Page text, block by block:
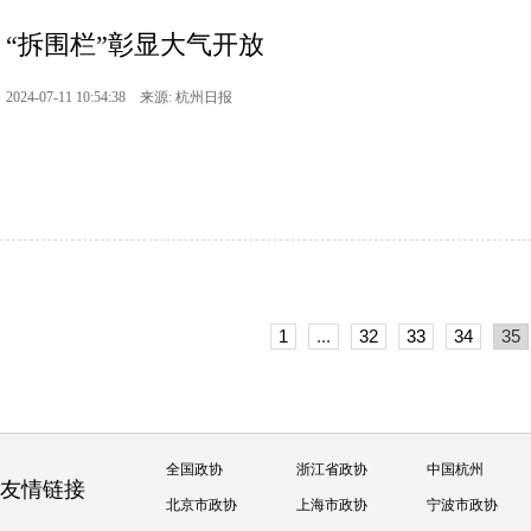
“拆围栏”彰显大气开放
2024-07-11 10:54:38 来源: 杭州日报
1 ... 32 33 34 35
友情链接
全国政协 浙江省政协 中国杭州
北京市政协 上海市政协 宁波市政协